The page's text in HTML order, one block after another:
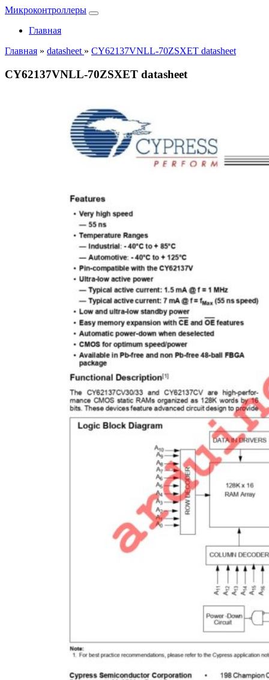
Микроконтроллеры
Главная
Главная » datasheet » CY62137VNLL-70ZSXET datasheet
CY62137VNLL-70ZSXET datasheet